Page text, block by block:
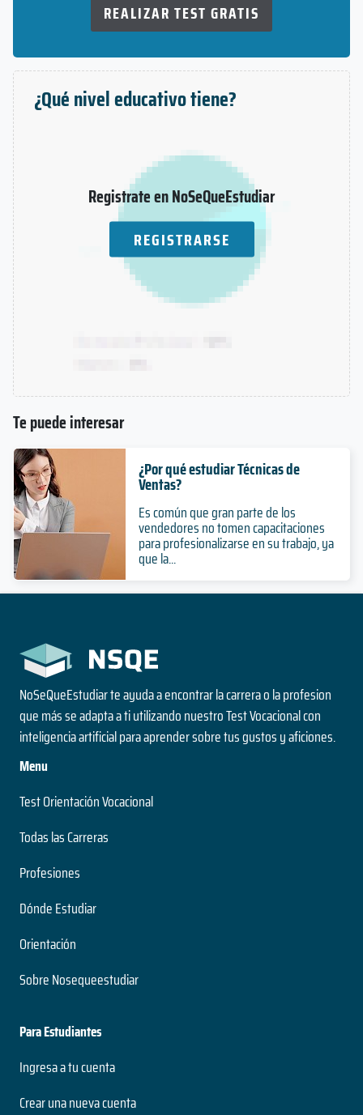
REALIZAR TEST GRATIS
¿Qué nivel educativo tiene?
Registrate en NoSeQueEstudiar
REGISTRARSE
Te puede interesar
¿Por qué estudiar Técnicas de
Ventas?
Es común que gran parte de los
vendedores no tomen capacitaciones
para profesionalizarse en su trabajo, ya
que la...
NoSeQueEstudiar te ayuda a encontrar la carrera o la profesion
que más se adapta a ti utilizando nuestro Test Vocacional con
inteligencia artificial para aprender sobre tus gustos y aficiones.
Menu
Test Orientación Vocacional
Todas las Carreras
Profesiones
Dónde Estudiar
Orientación
Sobre Nosequeestudiar
Para Estudiantes
Ingresa a tu cuenta
Crear una nueva cuenta